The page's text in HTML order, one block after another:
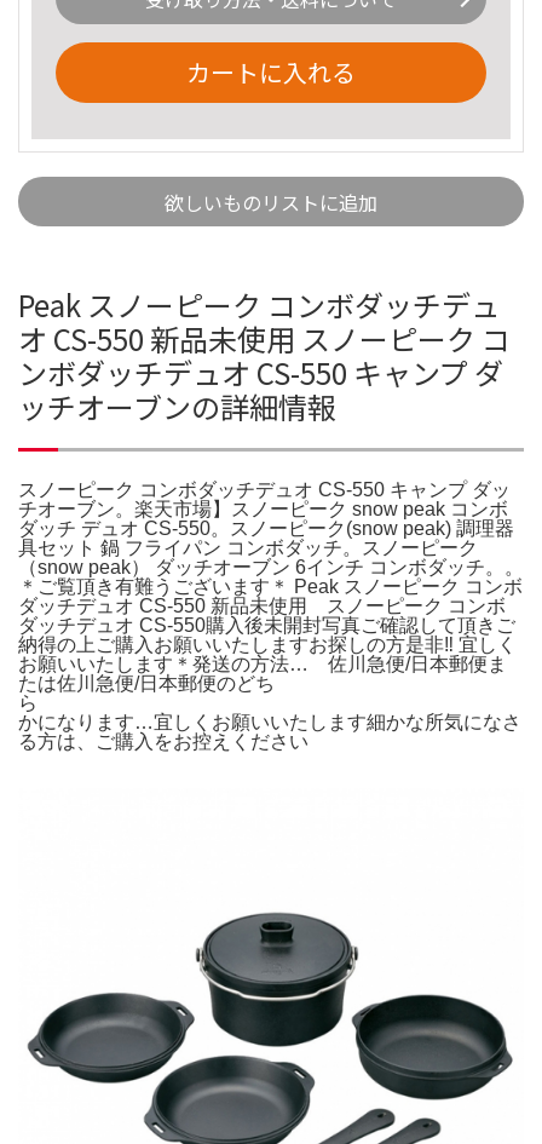
カートに入れる
欲しいものリストに追加
Peak スノーピーク コンボダッチデュ
オ CS-550 新品未使用 スノーピーク コ
ンボダッチデュオ CS-550 キャンプ ダ
ッチオーブンの詳細情報
スノーピーク コンボダッチデュオ CS-550 キャンプ ダッ
チオーブン。楽天市場】スノーピーク snow peak コンボ
ダッチ デュオ CS-550。スノーピーク(snow peak) 調理器
具セット 鍋 フライパン コンボダッチ。スノーピーク
（snow peak） ダッチオーブン 6インチ コンボダッチ。。
＊ご覧頂き有難うございます＊ Peak スノーピーク コンボ
ダッチデュオ CS-550 新品未使用 スノーピーク コンボ
ダッチデュオ CS-550購入後未開封写真ご確認して頂きご
納得の上ご購入お願いいたしますお探しの方是非‼︎ 宜しく
お願いいたします＊発送の方法… 佐川急便/日本郵便ま
たは佐川急便/日本郵便のどち
ら
かになります…宜しくお願いいたします細かな所気になさ
る方は、ご購入をお控えください